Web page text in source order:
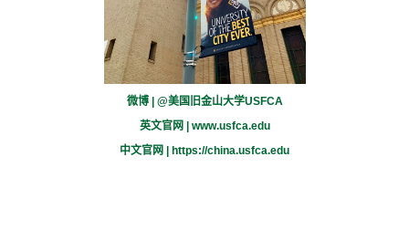
微博 | @美国旧金山大学USFCA
英文官网 | www.usfca.edu
中文官网 |
https://china.usfca.edu